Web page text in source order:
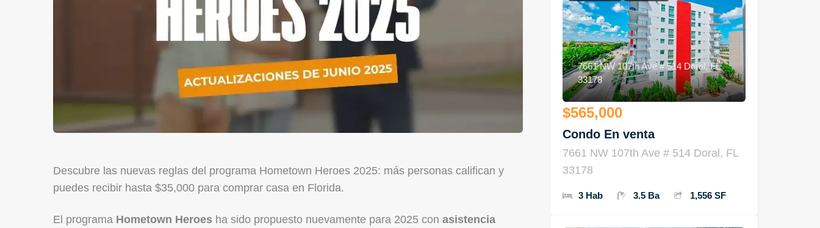
Descubre las nuevas reglas del programa Hometown Heroes 2025: más personas califican y
puedes recibir hasta $35,000 para comprar casa en Florida.
El programa Hometown Heroes ha sido propuesto nuevamente para 2025 con asistencia
7661 NW 107th Ave # 514 Doral, FL
33178
$565,000
Condo En venta
7661 NW 107th Ave # 514 Doral, FL
33178
3 Hab 3.5 Ba 1,556 SF